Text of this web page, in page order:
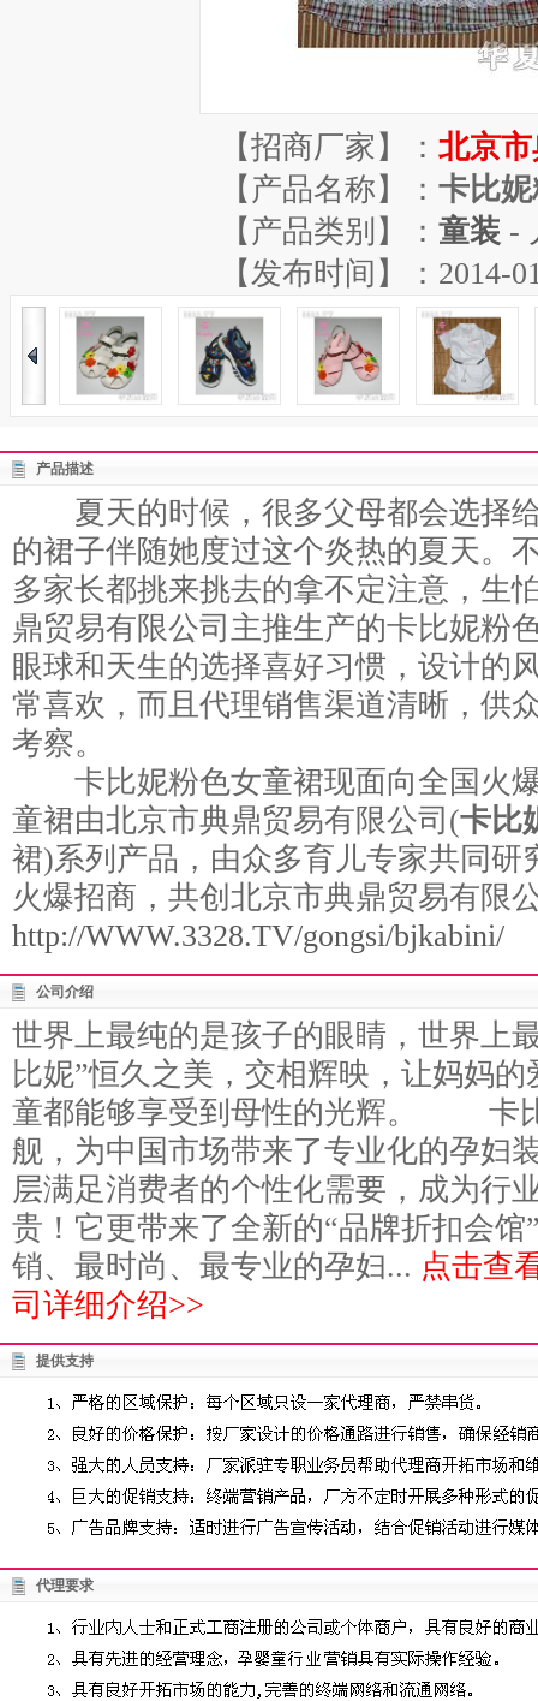
【招商厂家】： 北京
【产品名称】： 卡比
【产品类别】： 童装 -
【发布时间】：2014-
产品描述
夏天的时候，很多父母都会选择
的裙子伴随她度过这个炎热的夏天。
多家长都挑来挑去的拿不定注意，生
鼎贸易有限公司主推生产的卡比妮粉
眼球和天生的选择喜好习惯，设计的
常喜欢，而且代理销售渠道清晰，供
考察。
卡比妮粉色女童裙现面向全国火
童裙由北京市典鼎贸易有限公司(卡比
裙)系列产品，由众多育儿专家共同研
火爆招商，共创北京市典鼎贸易有限
http://WWW.3328.TV/gongsi/bjkabini/
公司介绍
世界上最纯的是孩子的眼睛，世界上
比妮”恒久之美，交相辉映，让妈妈
童都能够享受到母性的光辉。 卡
舰，为中国市场带来了专业化的孕妇
层满足消费者的个性化需要，成为行
贵！它更带来了全新的“品牌折扣会
销、最时尚、最专业的孕妇... 点击查
司详细介绍>>
提供支持
代理要求